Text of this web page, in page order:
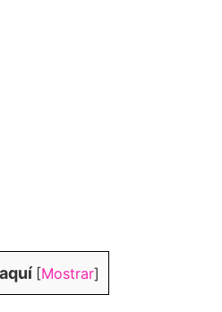
[Mostrar]